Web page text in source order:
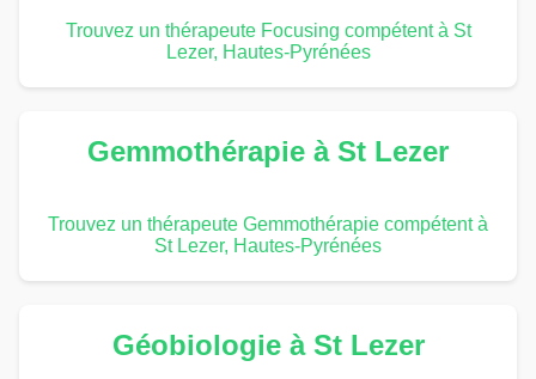
Trouvez un thérapeute Focusing compétent à St
Lezer, Hautes-Pyrénées
Gemmothérapie à St Lezer
Trouvez un thérapeute Gemmothérapie compétent à
St Lezer, Hautes-Pyrénées
Géobiologie à St Lezer